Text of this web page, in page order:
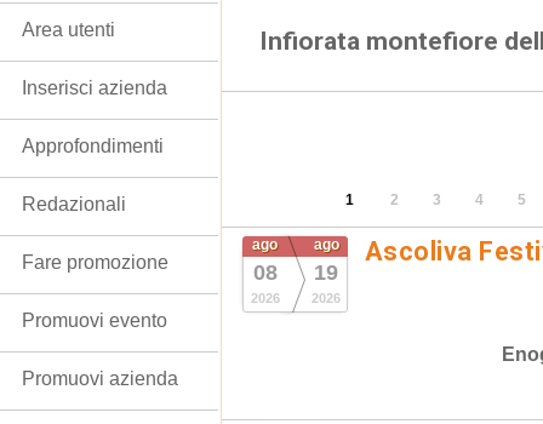
Infiorata montefiore
1 2 3 4 5
ago
08
2026
ago
19
2026
Ascoliva
Area utenti
Inserisci azienda
Approfondimenti
Redazionali
Fare promozione
Promuovi evento
Promuovi azienda